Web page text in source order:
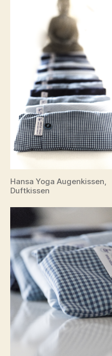
Hansa Yoga Augenkissen,
Duftkissen